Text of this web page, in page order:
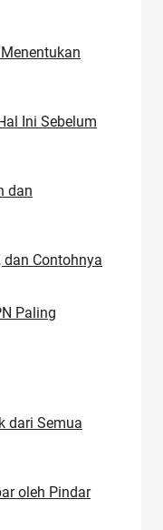
Ini Sebelum
dan
dan Contohnya
Paling
dari Semua
oleh Pindar